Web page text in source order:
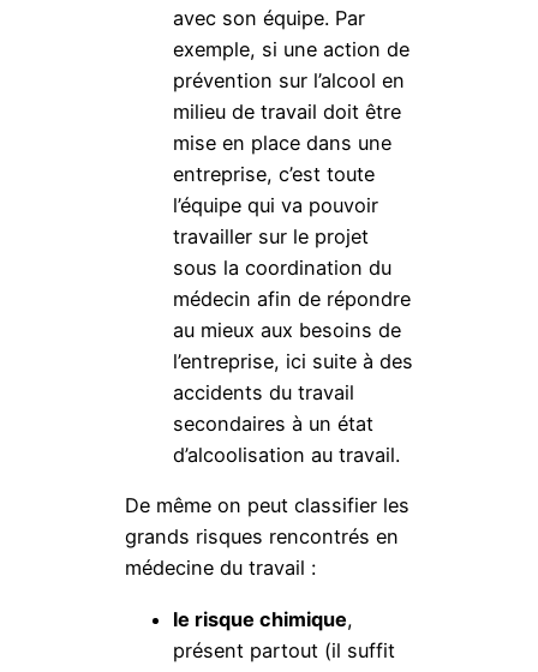
avec son équipe. Par
exemple, si une action de
prévention sur l’alcool en
milieu de travail doit être
mise en place dans une
entreprise, c’est toute
l’équipe qui va pouvoir
travailler sur le projet
sous la coordination du
médecin afin de répondre
au mieux aux besoins de
l’entreprise, ici suite à des
accidents du travail
secondaires à un état
d’alcoolisation au travail.
De même on peut classifier les
grands risques rencontrés en
médecine du travail :
le risque chimique,
présent partout (il suffit